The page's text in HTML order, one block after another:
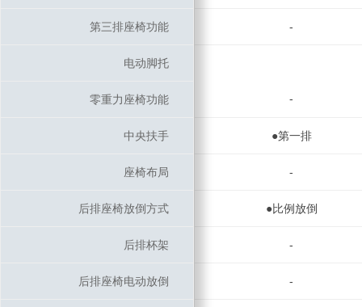
第三排座椅功能 -
电动脚托
零重力座椅功能 -
中央扶手 ●第一排
座椅布局 -
后排座椅放倒方式 ●比例放倒
后排杯架 -
后排座椅电动放倒 -
第三排座椅功能
电动脚托
零重力座椅功能
中央扶手
座椅布局
后排座椅放倒方式
后排杯架
后排座椅电动放倒